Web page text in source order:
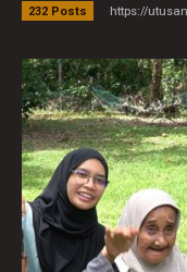
232 Posts https://